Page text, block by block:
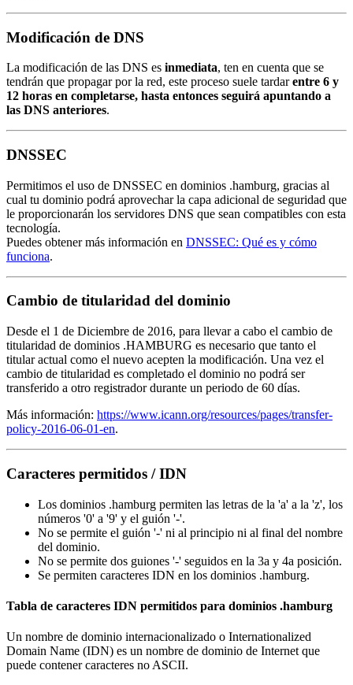
Modificación de DNS
La modificación de las DNS es inmediata, ten en cuenta que se
tendrán que propagar por la red, este proceso suele tardarentre 6 y
12 horas en completarse, hasta entonces seguirá apuntando a
las DNS anteriores.
DNSSEC
Permitimos el uso de DNSSEC en dominios .hamburg, gracias al
cual tu dominio podrá aprovechar la capa adicional de seguridad que
le proporcionarán los servidores DNS que sean compatibles con esta
tecnología.
Puedes obtener más información en DNSSEC: Qué es y cómo
funciona.
Cambio de titularidad del dominio
Desde el 1 de Diciembre de 2016, para llevar a cabo el cambio de
titularidad de dominios .HAMBURG es necesario que tanto el
titular actual como el nuevo acepten la modificación. Una vez el
cambio de titularidad es completado el dominio no podrá ser
transferido a otro registrador durante un periodo de 60 días.
Más información: https://www.icann.org/resources/pages/transfer-
policy-2016-06-01-en.
Caracteres permitidos / IDN
Los dominios .hamburg permiten las letras de la 'a' a la 'z', los
números '0' a '9' y el guión '-'.
No se permite el guión '-' ni al principio ni al final del nombre
del dominio.
No se permite dos guiones '-' seguidos en la 3a y 4a posición.
Se permiten caracteres IDN en los dominios .hamburg.
Tabla de caracteres IDN permitidos para dominios .hamburg
Un nombre de dominio internacionalizado o Internationalized
Domain Name (IDN) es un nombre de dominio de Internet que
puede contener caracteres no ASCII.